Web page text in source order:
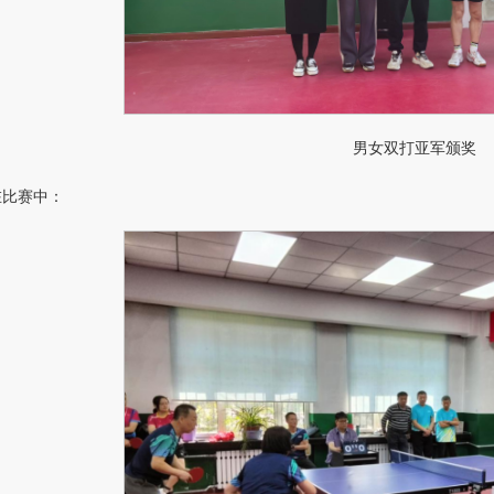
男女双打亚军颁奖
赛中：